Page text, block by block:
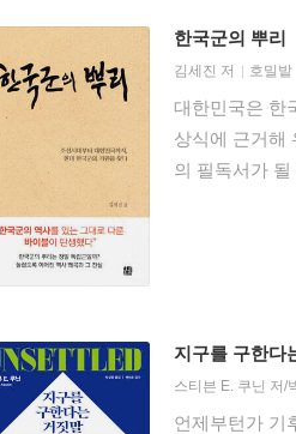
한국군의 뿌리
김세진 저 호밀밭
대한민국은 한
상식에 근거해
의 필독서가 될
지구를 구한다
스티븐 E. 쿠닌 저/
언제부턴가 기